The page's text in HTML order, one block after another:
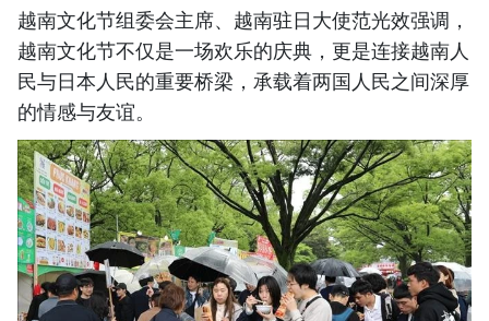
越南文化节组委会主席、越南驻日大使范光效强调，
越南文化节不仅是一场欢乐的庆典，更是连接越南人
民与日本人民的重要桥梁，承载着两国人民之间深厚
的情感与友谊。